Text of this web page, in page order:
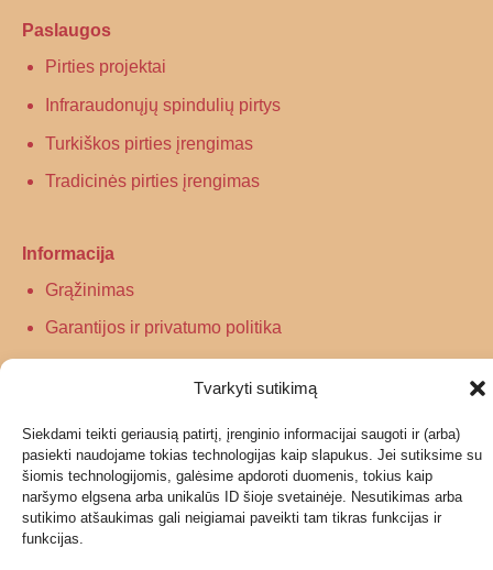
Tvarkyti sutikimą
Siekdami teikti geriausią patirtį, įrenginio informacijai saugoti ir (arba)
pasiekti naudojame tokias technologijas kaip slapukus. Jei sutiksime su
šiomis technologijomis, galėsime apdoroti duomenis, tokius kaip
naršymo elgsena arba unikalūs ID šioje svetainėje. Nesutikimas arba
sutikimo atšaukimas gali neigiamai paveikti tam tikras funkcijas ir
funkcijas.
Paslaugos
Pirties projektai
Infraraudonųjų spindulių pirtys
Turkiškos pirties įrengimas
Tradicinės pirties įrengimas
Informacija
Grąžinimas
Garantijos ir privatumo politika
© 2026 UAB Geras garas